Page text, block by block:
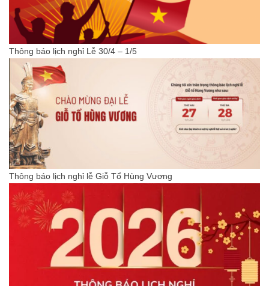
Thông báo lịch nghỉ Lễ 30/4 – 1/5
Thông báo lịch nghỉ lễ Giỗ Tổ Hùng Vương